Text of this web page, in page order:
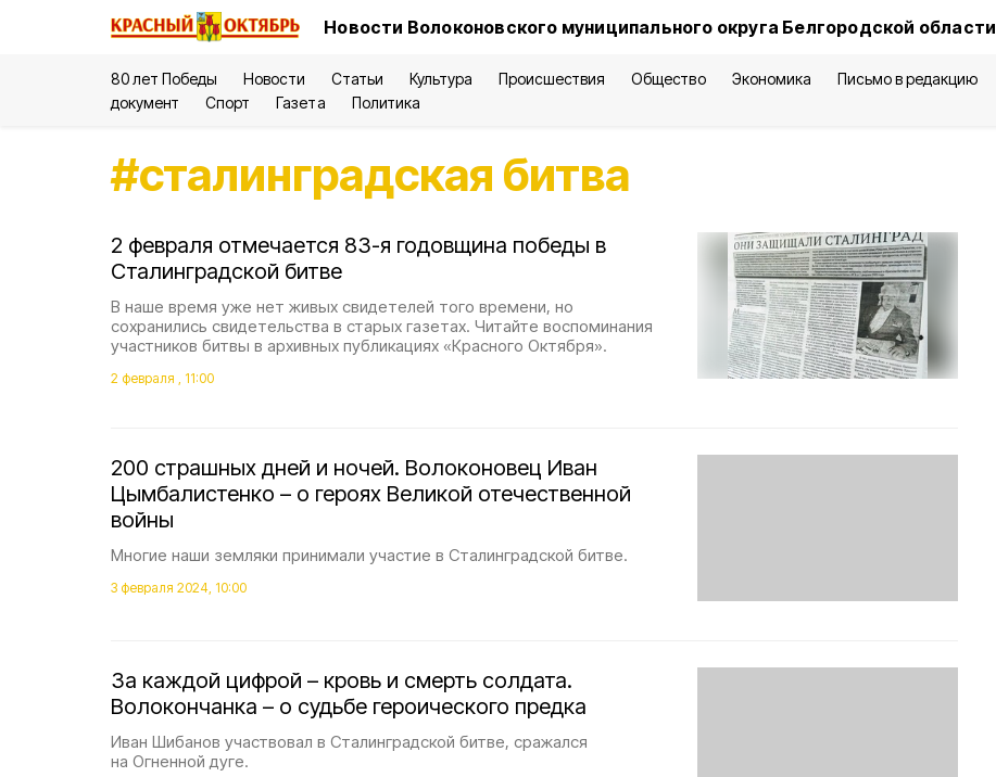
Новости Волоконовского муниципального округа Белгородской области
80 лет Победы Новости Статьи Культура Происшествия Общество Экономика Письмо в редакцию
документ
Спорт Газета Политика
#сталинградская битва
2 февраля отмечается 83-я годовщина победы в
Сталинградской битве
В наше время уже нет живых свидетелей того времени, но
сохранились свидетельства в старых газетах. Читайте воспоминания
участников битвы в архивных публикациях «Красного Октября».
2 февраля , 11:00
200 страшных дней и ночей. Волоконовец Иван
Цымбалистенко – о героях Великой отечественной
войны
Многие наши земляки принимали участие в Сталинградской битве.
3 февраля 2024, 10:00
За каждой цифрой – кровь и смерть солдата.
Волокончанка – о судьбе героического предка
Иван Шибанов участвовал в Сталинградской битве, сражался
на Огненной дуге.